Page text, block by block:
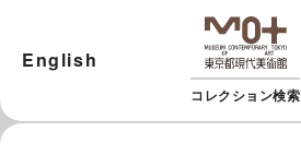
コレクション検索
English